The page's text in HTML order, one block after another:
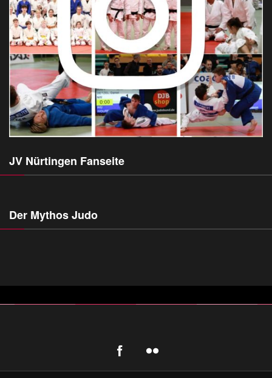
JV Nürtingen Fanseite
Der Mythos Judo